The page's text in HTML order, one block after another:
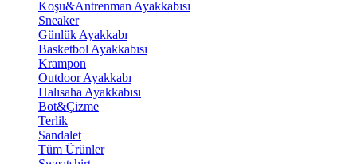
Koşu&Antrenman Ayakkabısı
Sneaker
Günlük Ayakkabı
Basketbol Ayakkabısı
Krampon
Outdoor Ayakkabı
Halısaha Ayakkabısı
Bot&Çizme
Terlik
Sandalet
Tüm Ürünler